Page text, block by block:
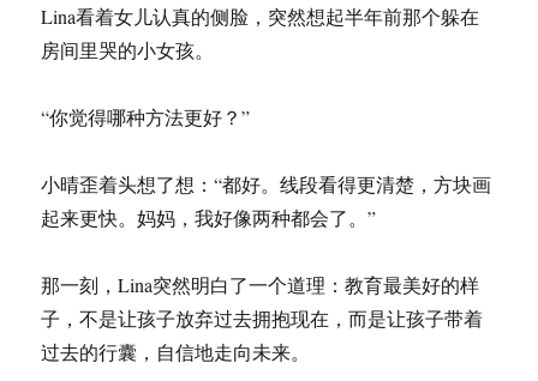
Lina看着女儿认真的侧脸，突然想起半年前那个躲在
房间里哭的小女孩。
“你觉得哪种方法更好？”
小晴歪着头想了想：“都好。线段看得更清楚，方块画
起来更快。妈妈，我好像两种都会了。”
那一刻，Lina突然明白了一个道理：教育最美好的样
子，不是让孩子放弃过去拥抱现在，而是让孩子带着
过去的行囊，自信地走向未来。